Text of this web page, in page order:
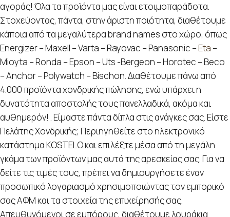
αγοράς! Όλα τα προϊόντα μας είναι ετοιμοπαράδοτα.
Στοχεύοντας, πάντα, στην άριστη ποιότητα, διαθέτουμε
κάποια από τα μεγαλύτερα brand names στο χώρο, όπως
Energizer – Maxell – Varta – Rayovac – Panasonic –Eta –
Mioyta – Ronda – Epson – Uts -Bergeon – Horotec – Beco
– Anchor – Polywatch – Bischon. Διαθέτουμε πάνω από
4.000 προϊόντα χονδρικής πώλησης, ενώ υπάρχει η
δυνατότητα αποστολής τους πανελλαδικά, ακόμα και
αυθημερόν! . Είμαστε πάντα δίπλα στις ανάγκες σας. Είστε
Πελάτης Χονδρικής; Περιηγηθείτε στο ηλεκτρονικό
κατάστημα KOSTELO και επιλέξτε μέσα από τη μεγάλη
γκάμα των προϊόντων μας αυτά της αρεσκείας σας. Για να
δείτε τις τιμές τους, πρέπει να δημιουργήσετε έναν
προσωπικό λογαριασμό χρησιμοποιώντας τον εμπορικό
σας ΑΦΜ και τα στοιχεία της επιχείρησής σας.
Απευθυνόμενοι σε εμπόρους, διαθέτουμε λουράκια